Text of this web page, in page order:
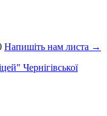
Напишіть нам листа →
Чернігівської